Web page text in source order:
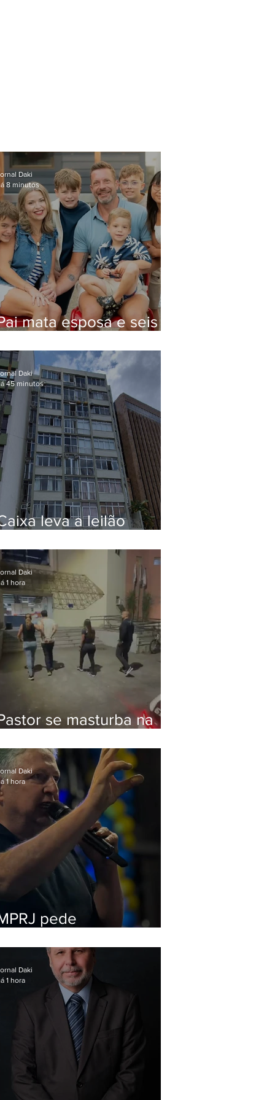
mata esposa e seis
Daki
8 minutos
leva a leilão
em Botafogo
Daki
45 minutos
se masturba na
na Zona Oeste
Daki
1 hora
pede
Daki
1 hora
Daki
1 hora